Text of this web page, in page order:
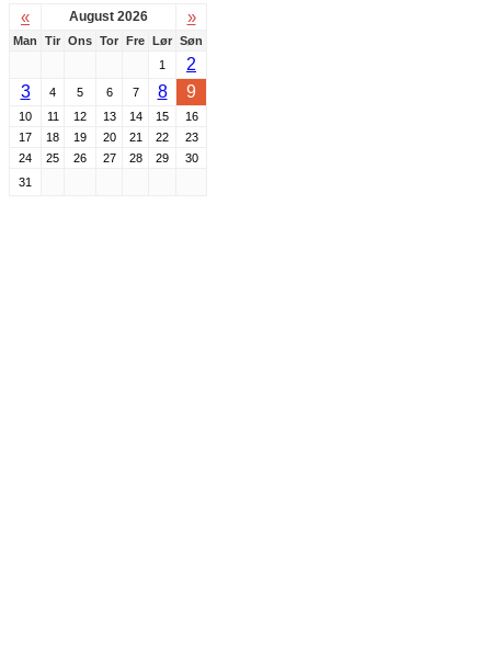
« August 2026 »
Man Tir Ons Tor Fre Lør Søn
1
2
3
4 5 6 7 8 9
10 11 12 13 14 15
16
17
18 19 20 21 22
23
24
25 26 27 28 29
30
31